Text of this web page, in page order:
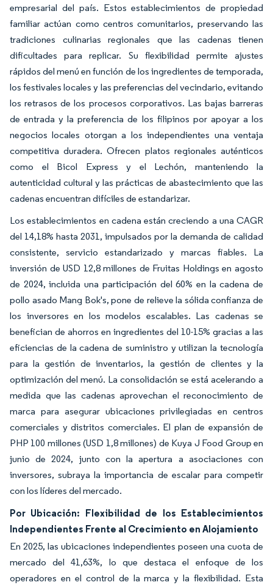
empresarial del país. Estos establecimientos de propiedad
familiar actúan como centros comunitarios, preservando las
tradiciones culinarias regionales que las cadenas tienen
dificultades para replicar. Su flexibilidad permite ajustes
rápidos del menú en función de los ingredientes de temporada,
los festivales locales y las preferencias del vecindario, evitando
los retrasos de los procesos corporativos. Las bajas barreras
de entrada y la preferencia de los filipinos por apoyar a los
negocios locales otorgan a los independientes una ventaja
competitiva duradera. Ofrecen platos regionales auténticos
como el Bicol Express y el Lechón, manteniendo la
autenticidad cultural y las prácticas de abastecimiento que las
cadenas encuentran difíciles de estandarizar.
Los establecimientos en cadena están creciendo a una CAGR
del 14,18% hasta 2031, impulsados por la demanda de calidad
consistente, servicio estandarizado y marcas fiables. La
inversión de USD 12,8 millones de Fruitas Holdings en agosto
de 2024, incluida una participación del 60% en la cadena de
pollo asado Mang Bok's, pone de relieve la sólida confianza de
los inversores en los modelos escalables. Las cadenas se
benefician de ahorros en ingredientes del 10-15% gracias a las
eficiencias de la cadena de suministro y utilizan la tecnología
para la gestión de inventarios, la gestión de clientes y la
optimización del menú. La consolidación se está acelerando a
medida que las cadenas aprovechan el reconocimiento de
marca para asegurar ubicaciones privilegiadas en centros
comerciales y distritos comerciales. El plan de expansión de
PHP 100 millones (USD 1,8 millones) de Kuya J Food Group en
junio de 2024, junto con la apertura a asociaciones con
inversores, subraya la importancia de escalar para competir
con los líderes del mercado.
Por Ubicación: Flexibilidad de los Establecimientos
Independientes Frente al Crecimiento en Alojamiento
En 2025, las ubicaciones independientes poseen una cuota de
mercado del 41,63%, lo que destaca el enfoque de los
operadores en el control de la marca y la flexibilidad. Esta